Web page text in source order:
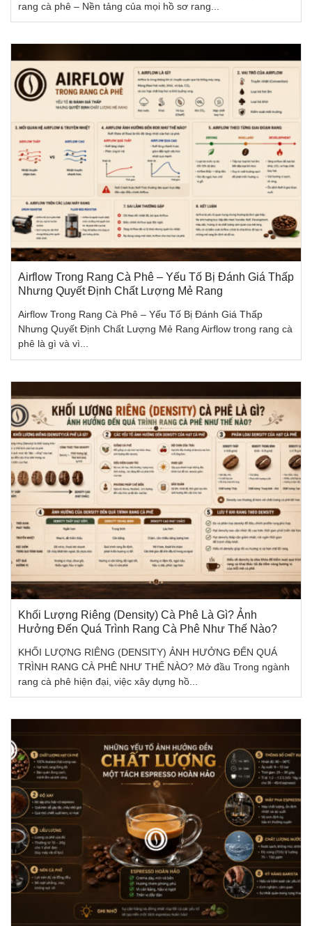
rang cà phê – Nền tảng của mọi hồ sơ rang...
Airflow Trong Rang Cà Phê – Yếu Tố Bị Đánh Giá Thấp
Nhưng Quyết Định Chất Lượng Mẻ Rang
Airflow Trong Rang Cà Phê – Yếu Tố Bị Đánh Giá Thấp
Nhưng Quyết Định Chất Lượng Mẻ Rang Airflow trong rang cà
phê là gì và vì...
Khối Lượng Riêng (Density) Cà Phê Là Gì? Ảnh
Hưởng Đến Quá Trình Rang Cà Phê Như Thế Nào?
KHỐI LƯỢNG RIÊNG (DENSITY) ẢNH HƯỞNG ĐẾN QUÁ
TRÌNH RANG CÀ PHÊ NHƯ THẾ NÀO? Mở đầu Trong ngành
rang cà phê hiện đại, việc xây dựng hồ...